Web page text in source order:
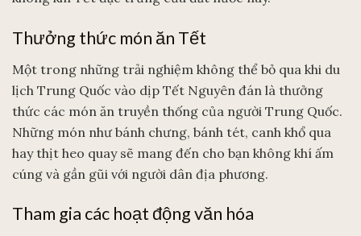
Thưởng thức món ăn Tết
Một trong những trải nghiệm không thể bỏ qua khi du
lịch Trung Quốc vào dịp Tết Nguyên đán là thưởng
thức các món ăn truyền thống của người Trung Quốc.
Những món như bánh chưng, bánh tét, canh khổ qua
hay thịt heo quay sẽ mang đến cho bạn không khí ấm
cúng và gần gũi với người dân địa phương.
Tham gia các hoạt động văn hóa